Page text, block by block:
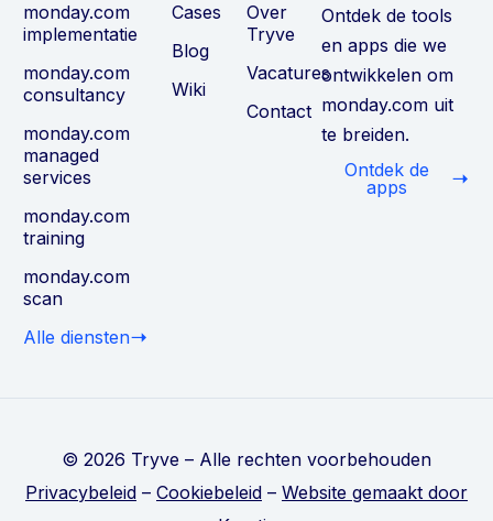
monday.com
implementatie
monday.com
consultancy
monday.com
managed
services
monday.com
training
monday.com
scan
Alle diensten
Cases
Blog
Wiki
Over
Tryve
Vacatures
Contact
Ontdek de tools
en apps die we
ontwikkelen om
monday.com uit
te breiden.
Ontdek de
apps
© 2026 Tryve – Alle rechten voorbehouden
Privacybeleid – Cookiebeleid – Website gemaakt door